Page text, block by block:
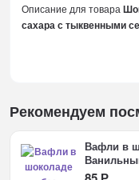
Описание для товара
сахара с тыквенными
Рекомендуем
Вафли в